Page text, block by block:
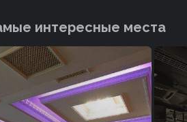
интересные места